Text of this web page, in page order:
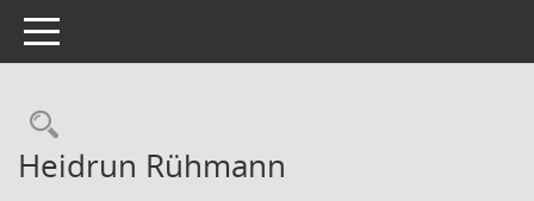
Toggle navigation
Rechercheauswahl
Heidrun Rühmann